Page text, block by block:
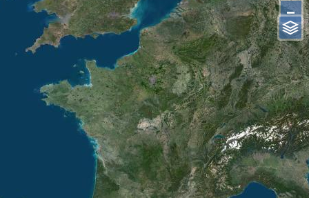
–
Images aériennes
Carte IGN